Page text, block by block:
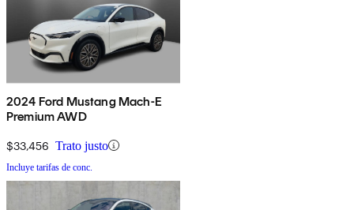
2024 Ford Mustang Mach-E
Premium AWD
$33,456 Trato justo
Incluye tarifas de conc.